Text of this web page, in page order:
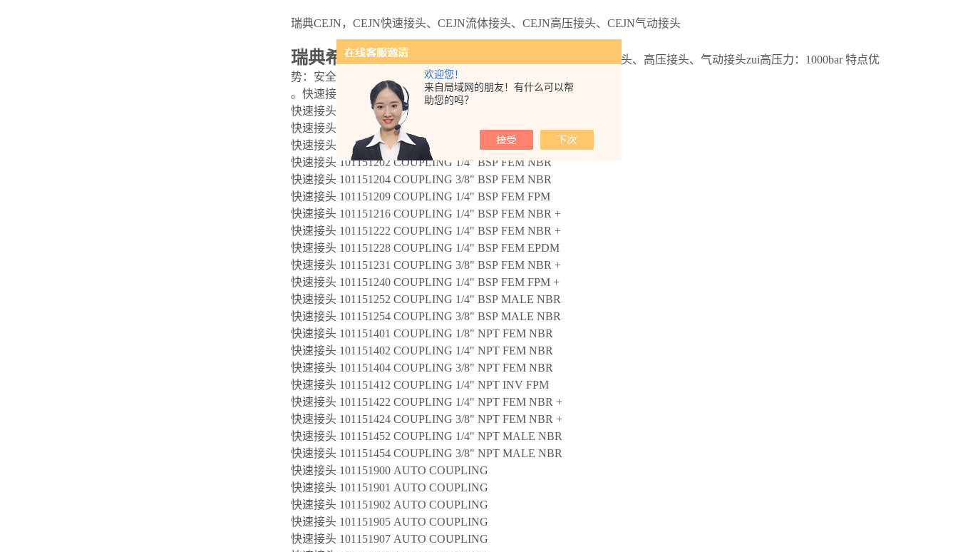
欢迎您！
来自局域网的朋友！有什么可以帮
助您的吗？
瑞典CEJN，CEJN快速接头、CEJN流体接头、CEJN高压接头、CEJN气动接头
瑞典希恩CEJN快速接头
产品概述：产品类型：流体接头、高压接头、气动接头zui高压力：1000bar 特点优
势：安全、可靠、使用寿命长、外形小、结构紧凑、使用方便
。快速接头 101151102 COUPLING 1/4" BSPT FEM NBR
快速接头 101151104 COUPLING 3/8" BSPT FEM NBR
快速接头 101151200 COUPLING 1/4" BSP FEM NBR +
快速接头 101151201 COUPLING 1/8" BSP FEM NBR
快速接头 101151202 COUPLING 1/4" BSP FEM NBR
快速接头 101151204 COUPLING 3/8" BSP FEM NBR
快速接头 101151209 COUPLING 1/4" BSP FEM FPM
快速接头 101151216 COUPLING 1/4" BSP FEM NBR +
快速接头 101151222 COUPLING 1/4" BSP FEM NBR +
快速接头 101151228 COUPLING 1/4" BSP FEM EPDM
快速接头 101151231 COUPLING 3/8" BSP FEM NBR +
快速接头 101151240 COUPLING 1/4" BSP FEM FPM +
快速接头 101151252 COUPLING 1/4" BSP MALE NBR
快速接头 101151254 COUPLING 3/8" BSP MALE NBR
快速接头 101151401 COUPLING 1/8" NPT FEM NBR
快速接头 101151402 COUPLING 1/4" NPT FEM NBR
快速接头 101151404 COUPLING 3/8" NPT FEM NBR
快速接头 101151412 COUPLING 1/4" NPT INV FPM
快速接头 101151422 COUPLING 1/4" NPT FEM NBR +
快速接头 101151424 COUPLING 3/8" NPT FEM NBR +
快速接头 101151452 COUPLING 1/4" NPT MALE NBR
快速接头 101151454 COUPLING 3/8" NPT MALE NBR
快速接头 101151900 AUTO COUPLING
快速接头 101151901 AUTO COUPLING
快速接头 101151902 AUTO COUPLING
快速接头 101151905 AUTO COUPLING
快速接头 101151907 AUTO COUPLING